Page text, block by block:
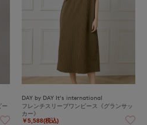
ー
DAY by DAY It's international
フレンチスリーブワンピース《グランサッ
カー》
￥5,588(税込)